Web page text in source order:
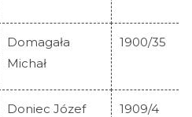
Domagała
Michał
1900/35
Doniec Józef 1909/4